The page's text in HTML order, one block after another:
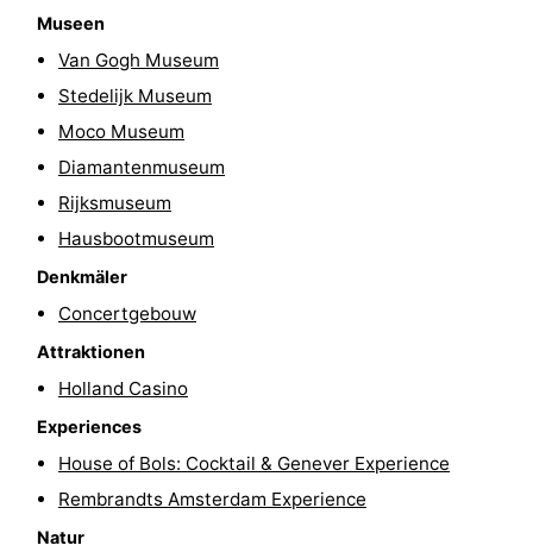
Wandern
Unterhaltung
Nachtleben
Essen
trinken
Einkäufen
Märkte
Warenhäuser
Veranstaltungen
Spezial
Kanale
Coffeeshops
Museen
Van Gogh Museum
Stedelijk Museum
Moco Museum
Diamantenmuseum
Rijksmuseum
Hausbootmuseum
Denkmäler
Concertgebouw
Attraktionen
Holland Casino
Experiences
House of Bols: Cocktail & Genever Experience
Rembrandts Amsterdam Experience
Natur